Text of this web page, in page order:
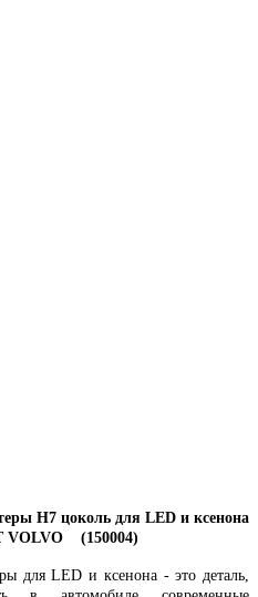
H7 цоколь для LED и ксенона
VOLVO (150004)
дляLED и ксенона - это деталь,